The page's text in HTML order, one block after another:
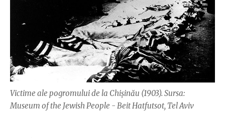
Victime ale pogromului de la Chișinău (1903). Sursa:
Museum of the Jewish People - Beit Hatfutsot, Tel Aviv